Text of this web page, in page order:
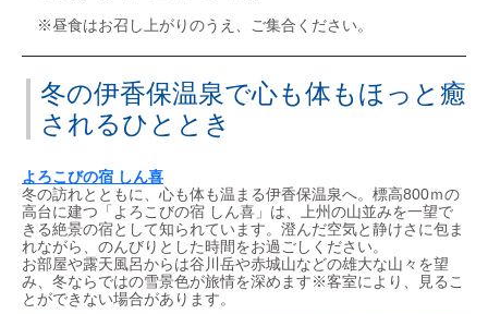
※昼食はお召し上がりのうえ、ご集合ください。
冬の伊香保温泉で心も体もほっと癒
されるひととき
よろこびの宿 しん喜
冬の訪れとともに、心も体も温まる伊香保温泉へ。標高800ｍの
高台に建つ「よろこびの宿 しん喜」は、上州の山並みを一望で
きる絶景の宿として知られています。澄んだ空気と静けさに包ま
れながら、のんびりとした時間をお過ごしください。
お部屋や露天風呂からは谷川岳や赤城山などの雄大な山々を望
み、冬ならではの雪景色が旅情を深めます※客室により、見るこ
とができない場合があります。